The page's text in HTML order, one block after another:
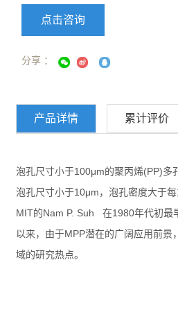
点击咨询
分享 ：
产品详情 累计评价
泡孔尺寸小于100μm的聚丙烯(PP)多
泡孔尺寸小于10μm，泡孔密度大于
MIT的Nam P. Suh 在1980年代初最
以来，由于MPP潜在的广阔应用前景
域的研究热点。